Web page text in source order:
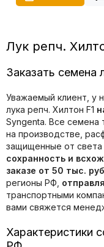
Лук репч.
Заказать семена
Уважаемый клиент, у
лука репч. Хилтон F1
Syngenta. Все
на производстве,
защищенные от света
сохранность и
заказе от 50 тыс.
регионы РФ,
транспортными
вами свяжется
Характеристики